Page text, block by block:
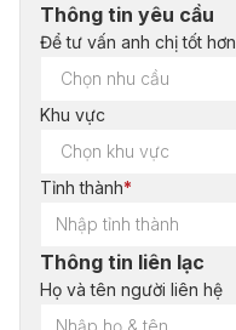
Thông tin yêu cầu
Để tư vấn anh chị tốt hơn
Khu vực
Tỉnh thành*
Thông tin liên lạc
Họ và tên người liên hệ